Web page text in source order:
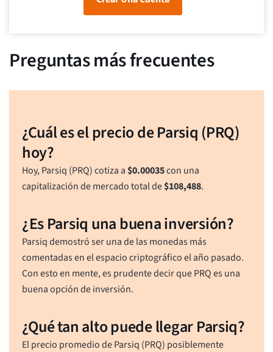
Preguntas más frecuentes
¿Cuál es el precio de Parsiq (PRQ)
hoy?
Hoy, Parsiq (PRQ) cotiza a$0.00035con una
capitalización de mercado total de$108,488.
¿Es Parsiq una buena inversión?
Parsiq demostró ser una de las monedas más
comentadas en el espacio criptográfico el año pasado.
Con esto en mente, es prudente decir que PRQ es una
buena opción de inversión.
¿Qué tan alto puede llegar Parsiq?
El precio promedio de Parsiq (PRQ) posiblemente